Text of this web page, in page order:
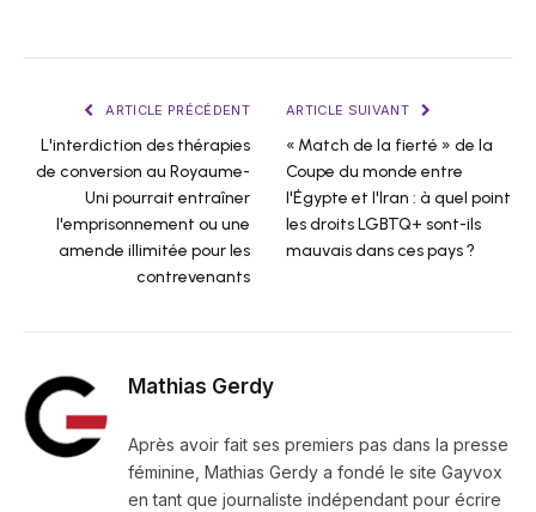
ARTICLE PRÉCÉDENT
L'interdiction des thérapies
de conversion au Royaume-
Uni pourrait entraîner
l'emprisonnement ou une
amende illimitée pour les
contrevenants
ARTICLE SUIVANT
« Match de la fierté » de la
Coupe du monde entre
l'Égypte et l'Iran : à quel point
les droits LGBTQ+ sont-ils
mauvais dans ces pays ?
Mathias Gerdy
Après avoir fait ses premiers pas dans la presse
féminine, Mathias Gerdy a fondé le site Gayvox
en tant que journaliste indépendant pour écrire